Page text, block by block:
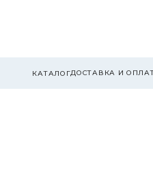
КАТАЛОГДОСТАВКА И